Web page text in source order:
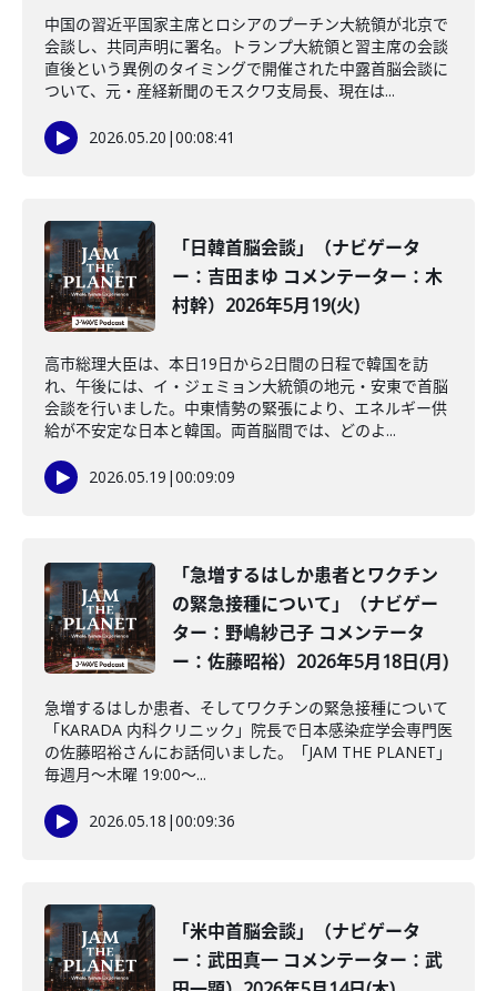
中国の習近平国家主席とロシアのプーチン大統領が北京で
会談し、共同声明に署名。トランプ大統領と習主席の会談
直後という異例のタイミングで開催された中露首脳会談に
ついて、元・産経新聞のモスクワ支局長、現在は...
2026.05.20 |00:08:41
「日韓首脳会談」（ナビゲータ
ー：吉田まゆ コメンテーター：木
村幹）2026年5月19(火)
高市総理大臣は、本日19日から2日間の日程で韓国を訪
れ、午後には、イ・ジェミョン大統領の地元・安東で首脳
会談を行いました。中東情勢の緊張により、エネルギー供
給が不安定な日本と韓国。両首脳間では、どのよ...
2026.05.19 |00:09:09
「急増するはしか患者とワクチン
の緊急接種について」（ナビゲー
ター：野嶋紗己子 コメンテータ
ー：佐藤昭裕）2026年5月18日(月)
急増するはしか患者、そしてワクチンの緊急接種について
「KARADA 内科クリニック」院長で日本感染症学会専門医
の佐藤昭裕さんにお話伺いました。「JAM THE PLANET」
毎週月～木曜 19:00～...
2026.05.18 |00:09:36
「米中首脳会談」（ナビゲータ
ー：武田真一 コメンテーター：武